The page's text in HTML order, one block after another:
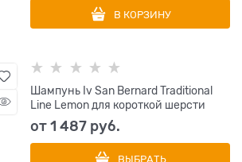
В КОРЗИНУ
Шампунь Iv San Bernard Traditional
Line Lemon для короткой шерсти
от1 487 руб.
ВЫБРАТЬ